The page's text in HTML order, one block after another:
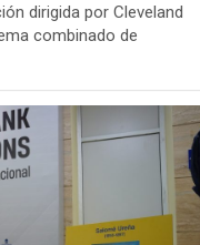
dirigida por Cleveland
combinado de